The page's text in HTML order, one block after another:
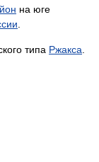
на юге
типа Ржакса